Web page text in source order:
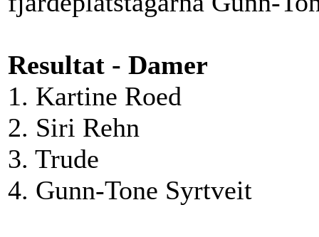
Resultat - Damer
1. Kartine Roed
2. Siri Rehn
3. Trude
4. Gunn-Tone Syrtveit